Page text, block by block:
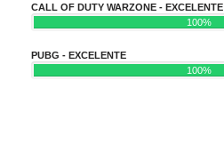
CALL OF DUTY WARZONE - EXCELENTE
100%
PUBG - EXCELENTE
100%